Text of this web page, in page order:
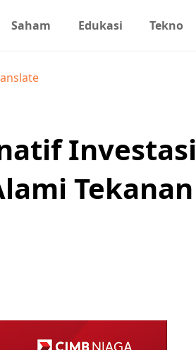
Saham Edukasi Tekno
Investasi
Tekanan